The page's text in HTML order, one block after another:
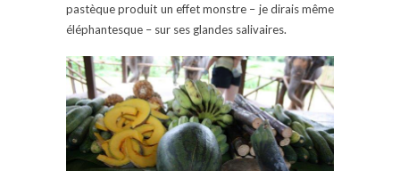
pastèque produit un effet monstre – je dirais même
éléphantesque – sur ses glandes salivaires.